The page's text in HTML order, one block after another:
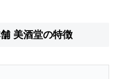
美酒堂の特徴